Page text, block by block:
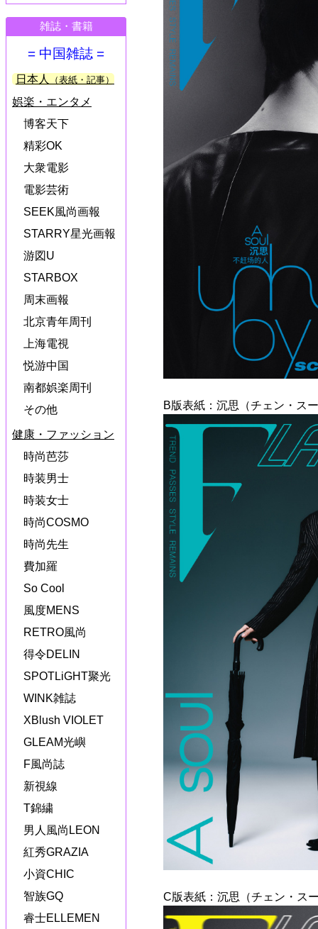
雑誌・書籍
= 中国雑誌 =
日本人 （表紙・記事）
娯楽・エンタメ
博客天下
精彩OK
大衆電影
電影芸術
SEEK風尚画報
STARRY星光画報
游図U
STARBOX
周末画報
北京青年周刊
上海電視
悦游中国
南都娯楽周刊
その他
健康・ファッション
時尚芭莎
時装男士
時装女士
時尚COSMO
時尚先生
費加羅
So Cool
風度MENS
RETRO風尚
得令DELIN
SPOTLiGHT聚光
WINK雑誌
XBlush VIOLET
GLEAM光嶼
F風尚誌
新視線
T錦繍
男人風尚LEON
紅秀GRAZIA
小資CHIC
智族GQ
睿士ELLEMEN
B版表紙：沉思（チェン・ス
C版表紙：沉思（チェン・ス